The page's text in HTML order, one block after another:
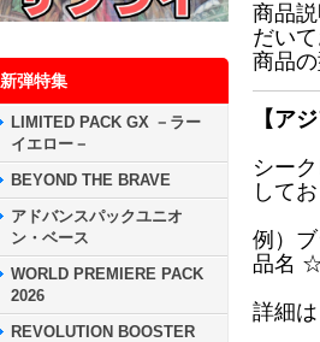
新弾特集
LIMITED PACK GX －ラー
イエロー－
BEYOND THE BRAVE
アドバンスパックユニオ
ン・ベース
WORLD PREMIERE PACK
2026
REVOLUTION BOOSTER
商品
だい
商品
【ア
シー
して
例）
品名
詳細は